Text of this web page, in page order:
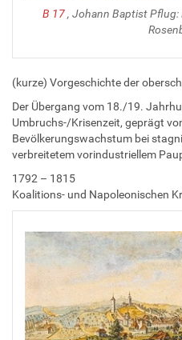
B 17, Johann Baptist Pflug:
(kurze) Vorgeschichte der
Der Übergang vom 18./19.
Umbruchs-/Krisenzeit, geprägt
Bevölkerungswachstum bei
verbreitetem vorindustriellem
1792 – 1815
Koalitions- und Napoleonischen